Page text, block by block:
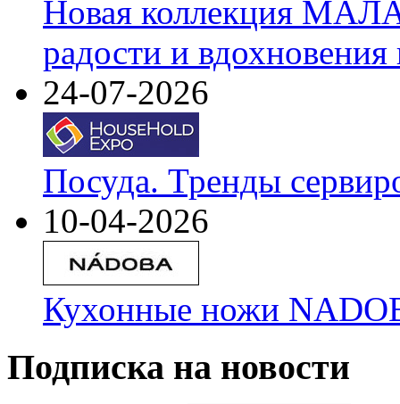
Новая коллекция
радости и
24-07-2026
Посуда. Тренды
10-04-2026
Кухонные ножи
Подписка на новости